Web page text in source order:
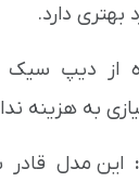
دارد.
از دیپ سیک
به هزینه
این مدل قادر